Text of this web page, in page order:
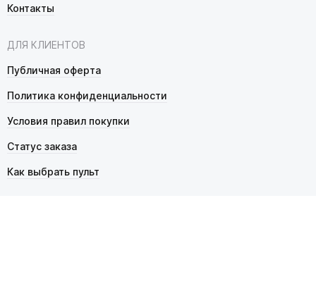
Контакты
ДЛЯ КЛИЕНТОВ
Публичная оферта
Политика конфиденциальности
Условия правил покупки
Статус заказа
Как выбрать пульт